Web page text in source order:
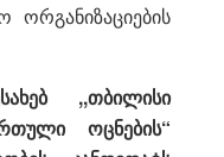
,,თბილისი
ოცნების“